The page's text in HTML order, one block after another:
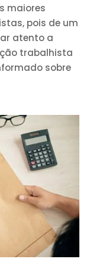
maiores
pois de um
atento a
trabalhista
sobre